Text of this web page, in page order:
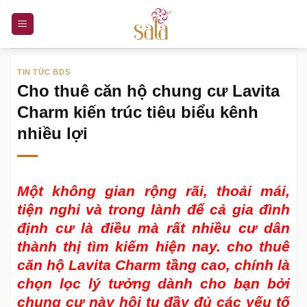
nội
TIN TỨC BDS
Cho thuê căn hộ chung cư Lavita
Charm kiến trúc tiêu biểu kênh
nhiều lợi
Một không gian rộng rãi, thoải mái,
tiện nghi và trong lành để cả gia đình
định cư là điều mà rất nhiều cư dân
thành thị tìm kiếm hiện nay. cho thuê
căn hộ Lavita Charm tầng cao, chính là
chọn lọc lý tưởng dành cho bạn bởi
chung cư này hội tụ đầy đủ các yếu tố